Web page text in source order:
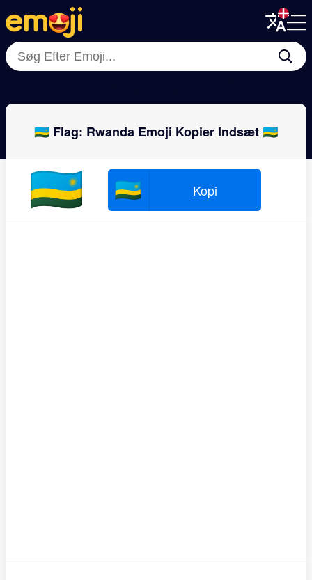
Menu
Close
Menu
Close
🇷🇼 Flag: Rwanda Emoji Kopier Indsæt 🇷🇼
🇷🇼 🇷🇼 Kopi